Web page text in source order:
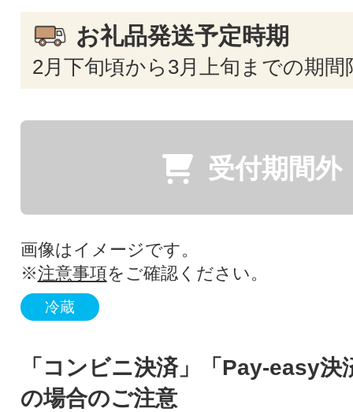
お礼品発送予定時期
2月下旬頃から3月上旬までの期間
受付期間外
画像はイメージです。
※注意事項をご確認ください。
冷蔵
「コンビニ決済」「Pay-easy決
の場合のご注意